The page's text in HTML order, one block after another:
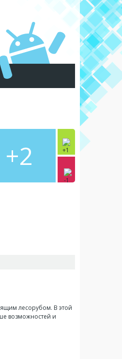
+2
лесорубом. В этой
возможностей и